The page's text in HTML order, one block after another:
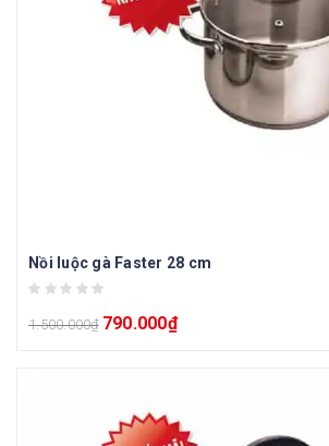
Nồi luộc gà Faster 28 cm
1.500.000₫ 790.000₫